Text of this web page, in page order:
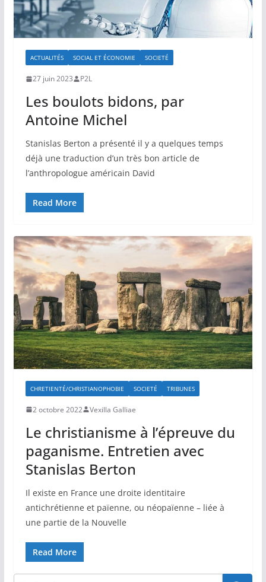
ACTUALITÉS SOCIAL ET ÉCONOMIE SOCIETÉ
27 juin 2023 P2L
Les boulots bidons, par
Antoine Michel
Stanislas Berton a présenté il y a quelques temps
déjà une traduction d’un très bon article de
l’anthropologue américain David
Read More
CHRETIENTÉ/CHRISTIANOPHOBIE SOCIETÉ TRIBUNES
2 octobre 2022 Vexilla Galliae
Le christianisme à l’épreuve du
paganisme. Entretien avec
Stanislas Berton
Il existe en France une droite identitaire
antichrétienne et païenne, ou néopaïenne – liée à
une partie de la Nouvelle
Read More